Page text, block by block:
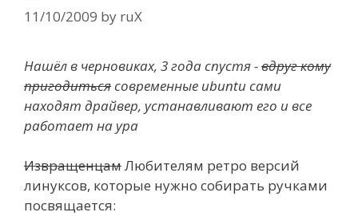
11/10/2009 by ruX
Нашёл в черновиках, 3 года спустя -вдруг кому
пригодитьсясовременные ubuntu сами
находят драйвер, устанавливают его и все
работает на ура
ИзвращенцамЛюбителям ретро версий
линуксов, которые нужно собирать ручками
посвящается: